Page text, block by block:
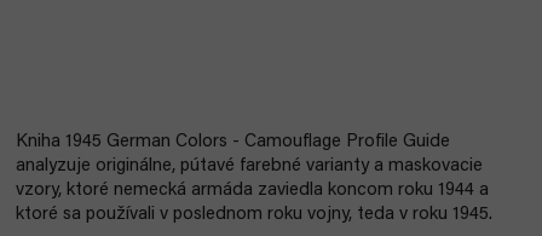
Kniha 1945 German Colors - Camouflage Profile Guide
analyzuje originálne, pútavé farebné varianty a maskovacie
vzory, ktoré nemecká armáda zaviedla koncom roku 1944 a
ktoré sa používali v poslednom roku vojny, teda v roku 1945.